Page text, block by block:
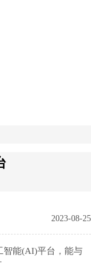
2023-08-25
智能(AI)平台，能与